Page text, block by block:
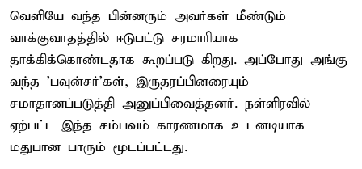
வெளியே வந்த பின்னரும் அவர்கள் மீண்டும்
வாக்குவாதத்தில் ஈடுபட்டு சரமாரியாக
தாக்கிக்கொண்டதாக கூறப்படு கிறது. அப்போது அங்கு
வந்த 'பவுன்சர்'கள், இருதரப்பினரையும்
சமாதானப்படுத்தி அனுப்பிவைத்தனர். நள்ளிரவில்
ஏற்பட்ட இந்த சம்பவம் காரணமாக உடனடியாக
மதுபான பாரும் மூடப்பட்டது.